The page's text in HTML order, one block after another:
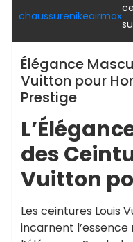
chaussurenikeairmax
Élégance
Vuitton pour
Prestige
des
Vuitton
Les ceintures Louis
incarnent